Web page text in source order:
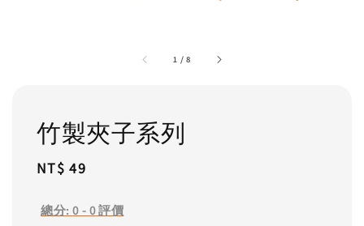
1 /8
竹製夾子系列
Regular
NT$ 49
總分:0 - 0評價